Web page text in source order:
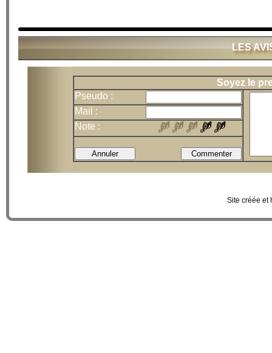
LES
Soyez le
Pseudo :
Mail :
Note :
Site créée et